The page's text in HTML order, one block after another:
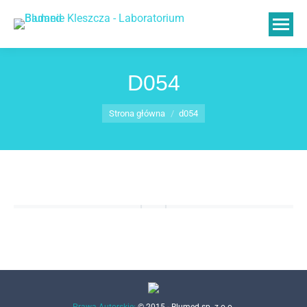
D054
Jesteś tutaj:
Strona główna d054